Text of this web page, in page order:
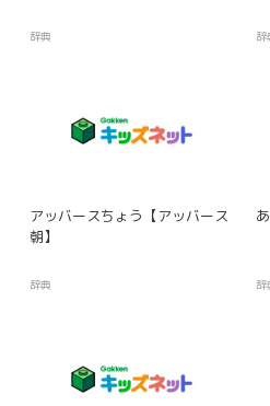
辞典 辞
アッバースちょう【アッバース
朝】
辞典 辞